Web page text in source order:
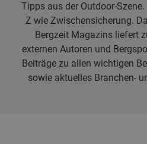
Tipps aus der Outdoor-
Z wie Zwischensicherung.
Bergzeit Magazins liefert
externen Autoren und
Beiträge zu allen wichtigen
sowie aktuelles Branchen-